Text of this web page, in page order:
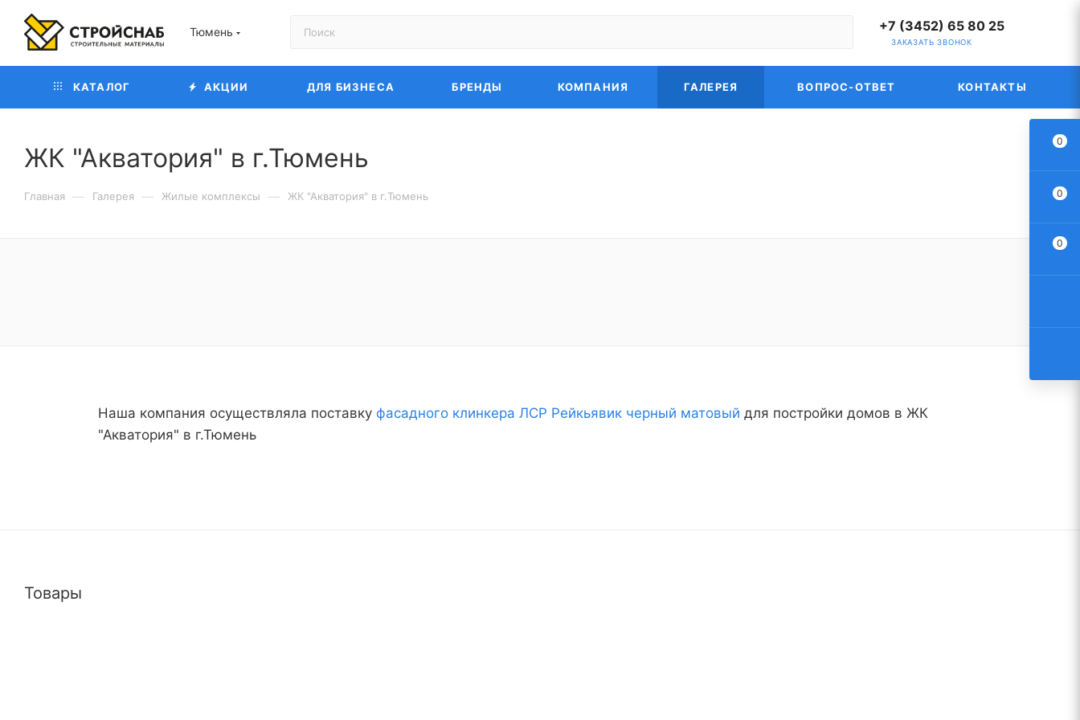
Тюмень +7 (3452) 65 80 25
ЗАКАЗАТЬ ЗВОНОК
КАТАЛОГ АКЦИИ ДЛЯ БИЗНЕСА БРЕНДЫ КОМПАНИЯ ГАЛЕРЕЯ ВОПРОС-ОТВЕТ КОНТАКТЫ
ЖК "Акватория" в г.Тюмень
Главная — Галерея — Жилые комплексы — ЖК "Акватория" в г.Тюмень
Наша компания осуществляла поставку фасадного клинкера ЛСР Рейкьявик черный матовый для постройки домов в ЖК
"Акватория" в г.Тюмень
Товары
0
0
0